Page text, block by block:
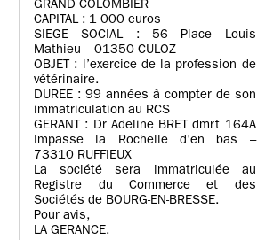
GRAND COLOMBIER
CAPITAL : 1 000 euros
SIEGE SOCIAL : 56 Place Louis
Mathieu – 01350 CULOZ
OBJET : l’exercice de la profession de
vétérinaire.
DUREE : 99 années à compter de son
immatriculation au RCS
GERANT : Dr Adeline BRET dmrt 164A
Impasse la Rochelle d’en bas –
73310 RUFFIEUX
La société sera immatriculée au
Registre du Commerce et des
Sociétés de BOURG-EN-BRESSE.
Pour avis,
LA GERANCE.